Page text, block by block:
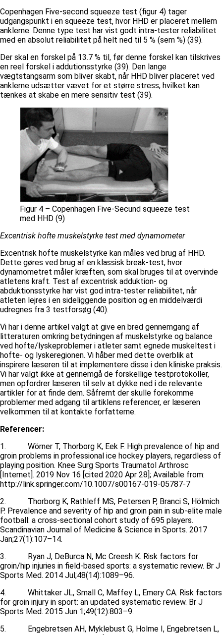
Copenhagen Five-second squeeze test (figur 4) tager
udgangspunkt i en squeeze test, hvor HHD er placeret mellem
anklerne. Denne type test har vist godt intra-tester reliabilitet
med en absolut reliabilitet på helt ned til 5 % (sem %) (39).
Der skal en forskel på 13.7 % til, før denne forskel kan tilskrives
en reel forskel i addutionsstyrke (39). Den lange
vægtstangsarm som bliver skabt, når HHD bliver placeret ved
anklerne udsætter vævet for et større stress, hvilket kan
tænkes at skabe en mere sensitiv test (39).
Figur 4 – Copenhagen Five-Secund squeeze test
med HHD (9)
Excentrisk hofte muskelstyrke test med dynamometer
Excentrisk hofte muskelstyrke kan måles ved brug af HHD.
Dette gøres ved brug af en klassisk break-test, hvor
dynamometret måler kræften, som skal bruges til at overvinde
atletens kraft. Test af excentrisk adduktion- og
abduktionsstyrke har vist god intra-tester reliabilitet, når
atleten lejres i en sideliggende position og en middelværdi
udregnes fra 3 testforsøg (40).
Vi har i denne artikel valgt at give en bred gennemgang af
litteraturen omkring betydningen af muskelstyrke og balance
ved hofte/lyskeproblemer i atleter samt egnede muskeltest i
hofte- og lyskeregionen. Vi håber med dette overblik at
inspirere læseren til at implementere disse i den kliniske praksis.
Vi har valgt ikke at gennemgå de forskellige testprotokoller,
men opfordrer læseren til selv at dykke ned i de relevante
artikler for at finde dem. Såfremt der skulle forekomme
problemer med adgang til artiklens referencer, er læseren
velkommen til at kontakte forfatterne.
Referencer:
1. Wörner T, Thorborg K, Eek F. High prevalence of hip and
groin problems in professional ice hockey players, regardless of
playing position. Knee Surg Sports Traumatol Arthrosc
[Internet]. 2019 Nov 16 [cited 2020 Apr 28]; Available from:
http://link.springer.com/10.1007/s00167-019-05787-7
2. Thorborg K, Rathleff MS, Petersen P, Branci S, Hölmich
P. Prevalence and severity of hip and groin pain in sub-elite male
football: a cross-sectional cohort study of 695 players.
Scandinavian Journal of Medicine & Science in Sports. 2017
Jan;27(1):107–14.
3. Ryan J, DeBurca N, Mc Creesh K. Risk factors for
groin/hip injuries in field-based sports: a systematic review. Br J
Sports Med. 2014 Jul;48(14):1089–96.
4. Whittaker JL, Small C, Maffey L, Emery CA. Risk factors
for groin injury in sport: an updated systematic review. Br J
Sports Med. 2015 Jun 1;49(12):803–9.
5. Engebretsen AH, Myklebust G, Holme I, Engebretsen L,